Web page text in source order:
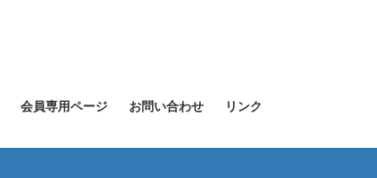
会員専用ページ お問い合わせ リンク